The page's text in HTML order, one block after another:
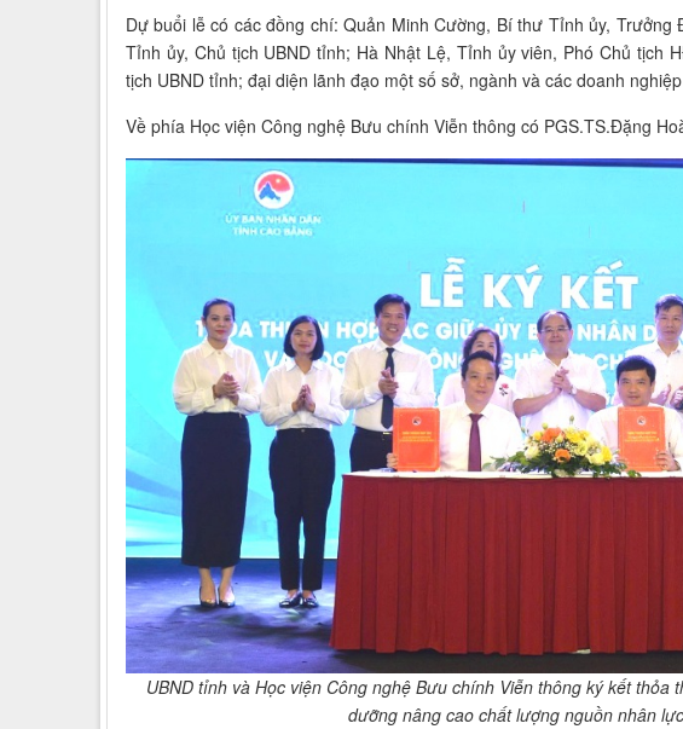
Dự buổi lễ có các đồng chí: Quản Minh Cường, Bí thư Tỉnh ủy,
Tỉnh ủy, Chủ tịch UBND tỉnh; Hà Nhật Lệ, Tỉnh ủy viên, Phó Chủ tịch
tịch UBND tỉnh; đại diện lãnh đạo một số sở, ngành và các doanh
Về phía Học viện Công nghệ Bưu chính Viễn thông có PGS.TS.Đặng
UBND tỉnh và Học viện Công nghệ Bưu chính Viễn thông ký kết
dưỡng nâng cao chất lượng nguồn nhân